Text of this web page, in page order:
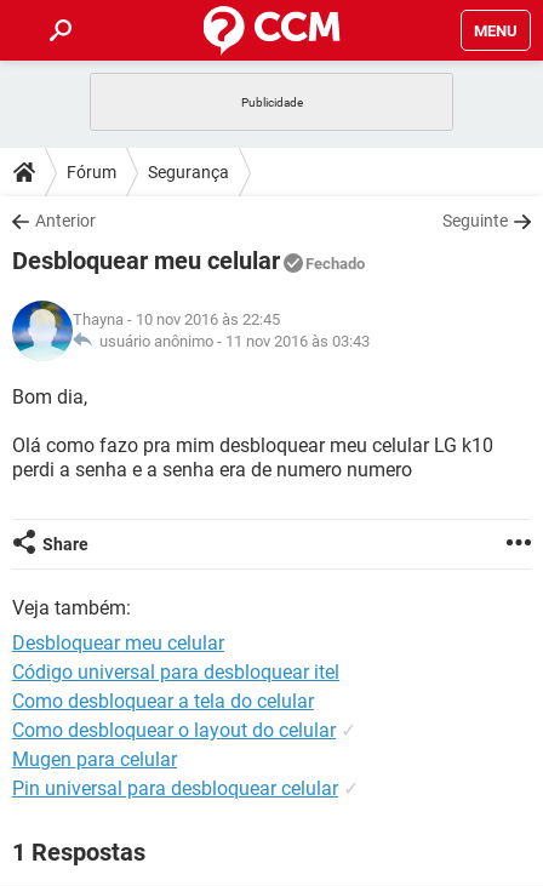
MENU
CELULAR
OUTLOOK
INSTAGRAM GMAIL
GUIA DE COMPRAS
DICAS
JOGOS
INSTAGRAM
GUIA DE COMPRAS
DOWNLOADS
JOGOS WHATSAPP
CELULAR
OUTLOOK EXCEL
INSTAGRAM
JOGOS
CELULAR
OUTLOOK
INSTAGRAM GMAIL
GLOSSÁRIO
JOGOS
OUTLOOK EXCEL
GUIA DE COMPRAS
Fórum Segurança
Anterior Seguinte
Desbloquear meu celular Fechado
Thayna - 10 nov 2016 às 22:45
usuário anônimo - 11 nov 2016 às 03:43
Bom dia,
Olá como fazo pra mim desbloquear meu celular LG k10
perdi a senha e a senha era de numero numero
Share
Veja também:
Desbloquear meu celular
Código universal para desbloquear itel
Como desbloquear a tela do celular
Como desbloquear o layout do celular ✓
Mugen para celular
Pin universal para desbloquear celular ✓
1 Respostas